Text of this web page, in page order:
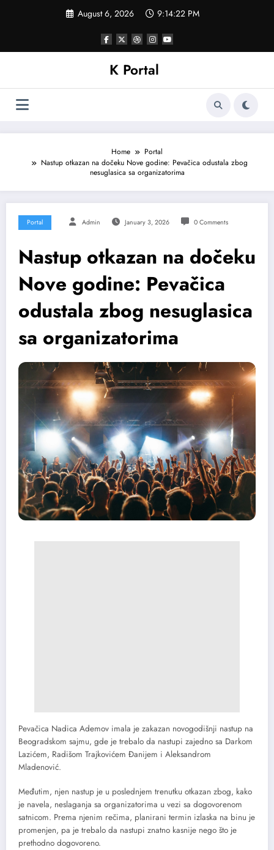
August 6, 2026 9:14:25 PM
K Portal
Home
Portal
Nastup otkazan na dočeku Nove godine: Pevačica odustala zbog
nesuglasica sa organizatorima
Portal Admin January 3, 2026 0 Comments
Nastup otkazan na dočeku
Nove godine: Pevačica
odustala zbog nesuglasica
sa organizatorima
Pevačica Nadica Ademov imala je zakazan novogodišnji nastup na
Beogradskom sajmu, gde je trebalo da nastupi zajedno sa Darkom
Lazićem, Radišom Trajkovićem Đanijem i Aleksandrom
Mladenović.
Međutim, njen nastup je u poslednjem trenutku otkazan zbog, kako
je navela, neslaganja sa organizatorima u vezi sa dogovorenom
satnicom. Prema njenim rečima, planirani termin izlaska na binu je
promenjen, pa je trebalo da nastupi znatno kasnije nego što je
prethodno dogovoreno.